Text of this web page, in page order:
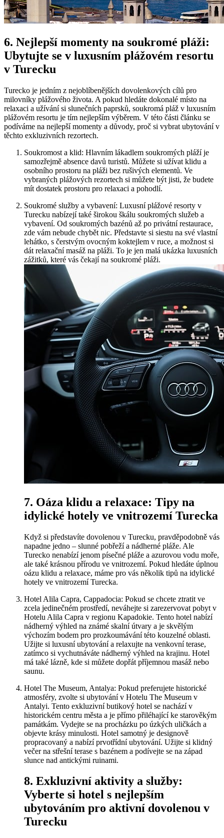
6. Nejlepší momenty na soukromé pláži:
Ubytujte se v luxusním plážovém resortu
v Turecku
Turecko je jedním z nejoblíbenějších dovolenkových cílů pro
milovníky plážového života. A pokud hledáte dokonalé místo na
relaxaci a užívání si slunečních paprsků, soukromá pláž v luxusním
plážovém resortu je tím nejlepším výběrem. V této části článku se
podíváme na nejlepší momenty a důvody, proč si vybrat ubytování v
těchto exkluzivních rezortech.
Soukromost a klid: Hlavním lákadlem soukromých pláží je
samozřejmě absence davů turistů. Můžete si užívat klidu a
osobního prostoru na pláži bez rušivých elementů. Ve
vybraných plážových rezortech si můžete být jisti, že budete
mít dostatek prostoru pro relaxaci a pohodlí.
Soukromé služby a vybavení: Luxusní plážové resorty v
Turecku nabízejí také širokou škálu soukromých služeb a
vybavení. Od soukromých bazénů až po privátní restaurace,
zde vám nebude chybět nic. Představte si siestu na své vlastní
lehátko, s čerstvým ovocným koktejlem v ruce, a možnost si
dát relaxační masáž na pláži. To je jen malá ukázka luxusních
zážitků, které vás čekají na soukromé pláži.
7. Oáza klidu a relaxace: Tipy na
idylické hotely ve vnitrozemí Turecka
Když si představíte dovolenou v Turecku, pravděpodobně vás
napadne jedno – slunné pobřeží a nádherné pláže. Ale
Turecko nenabízí jenom písečné pláže a azurovou vodu moře,
ale také krásnou přírodu ve vnitrozemí. Pokud hledáte úplnou
oázu klidu a relaxace, máme pro vás několik tipů na idylické
hotely ve vnitrozemí Turecka.
Hotel Alila Capra, Cappadocia: Pokud se chcete ztratit ve
zcela jedinečném prostředí, neváhejte si zarezervovat pobyt v
Hotelu Alila Capra v regionu Kapadokie. Tento hotel nabízí
nádherný výhled na známé skalní útvary a je skvělým
výchozím bodem pro prozkoumávání této kouzelné oblasti.
Užijte si luxusní ubytování a relaxujte na venkovní terase,
zatímco si vychutnáváte nádherný výhled na krajinu. Hotel
má také lázně, kde si můžete dopřát příjemnou masáž nebo
saunu.
Hotel The Museum, Antalya: Pokud preferujete historické
atmosféry, zvolte si ubytování v Hotelu The Museum v
Antalyi. Tento exkluzivní butikový hotel se nachází v
historickém centru města a je přímo přiléhající ke starověkým
památkám. Vydejte se na procházku po úzkých uličkách a
objevte krásy minulosti. Hotel samotný je designově
propracovaný a nabízí prvotřídní ubytování. Užijte si klidný
večer na střešní terase s bazénem a podívejte se na západ
slunce nad antickými ruinami.
8. Exkluzivní aktivity a služby:
Vyberte si hotel s nejlepším
ubytováním pro aktivní dovolenou v
Turecku